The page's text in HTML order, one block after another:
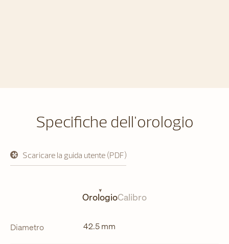
Specifiche dell'orologio
Scaricare la guida utente (PDF)
si
apre
OrologioCalibro
Diametro 42.5 mm